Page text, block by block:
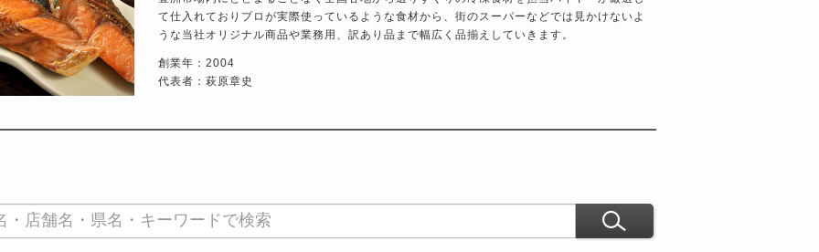
て仕入れておりプロが実際使っているような食材から、街のスーパーなどでは見かけないよ
うな当社オリジナル商品や業務用、訳あり品まで幅広く品揃えしていきます。
創業年：2004
代表者：萩原章史